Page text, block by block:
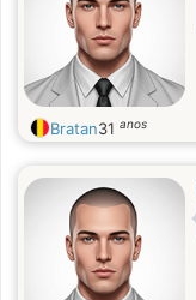
Bratan31 anos